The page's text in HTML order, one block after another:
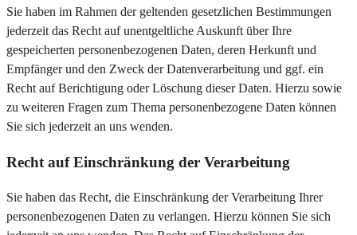
Sie haben im Rahmen der geltenden gesetzlichen Bestimmungen
jederzeit das Recht auf unentgeltliche Auskunft über Ihre
gespeicherten personenbezogenen Daten, deren Herkunft und
Empfänger und den Zweck der Datenverarbeitung und ggf. ein
Recht auf Berichtigung oder Löschung dieser Daten. Hierzu sowie
zu weiteren Fragen zum Thema personenbezogene Daten können
Sie sich jederzeit an uns wenden.
Recht auf Einschränkung der Verarbeitung
Sie haben das Recht, die Einschränkung der Verarbeitung Ihrer
personenbezogenen Daten zu verlangen. Hierzu können Sie sich